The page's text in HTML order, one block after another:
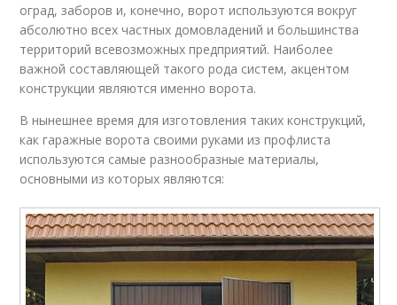
оград, заборов и, конечно, ворот используются вокруг
абсолютно всех частных домовладений и большинства
территорий всевозможных предприятий. Наиболее
важной составляющей такого рода систем, акцентом
конструкции являются именно ворота.
В нынешнее время для изготовления таких конструкций,
как гаражные ворота своими руками из профлиста
используются самые разнообразные материалы,
основными из которых являются: